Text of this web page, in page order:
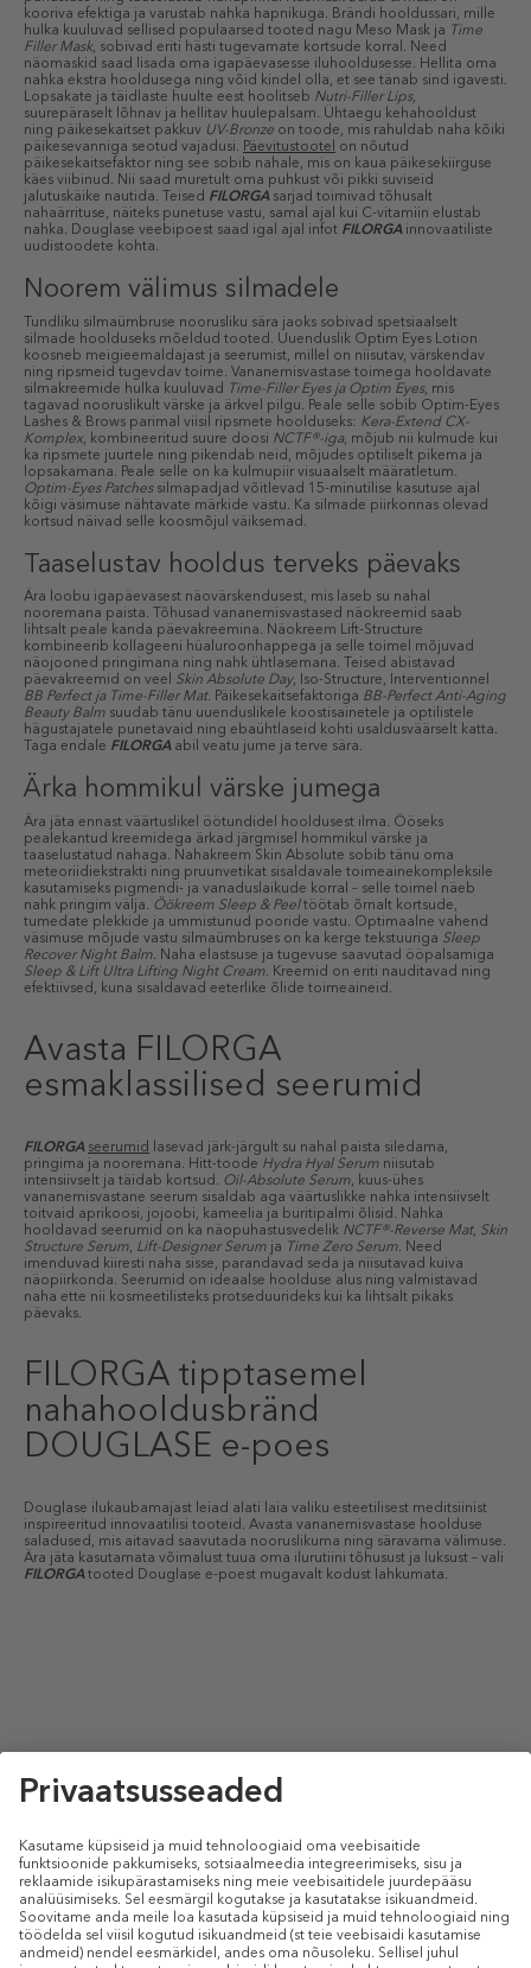
kooriva efektiga ja varustab nahka hapnikuga. Brändi hooldussari, mille
hulka kuuluvad sellised populaarsed tooted nagu Meso Mask ja Time
Filler Mask, sobivad eriti hästi tugevamate kortsude korral. Need
näomaskid saad lisada oma igapäevasesse iluhooldusesse. Hellita oma
nahka ekstra hooldusega ning võid kindel olla, et see tänab sind igavesti.
Lopsakate ja täidlaste huulte eest hoolitseb Nutri-Filler Lips,
suurepäraselt lõhnav ja hellitav huulepalsam. Ühtaegu kehahooldust
ning päikesekaitset pakkuv UV-Bronze on toode, mis rahuldab naha kõiki
päikesevanniga seotud vajadusi. Päevitustootel on nõutud
päikesekaitsefaktor ning see sobib nahale, mis on kaua päikesekiirguse
käes viibinud. Nii saad muretult oma puhkust või pikki suviseid
jalutuskäike nautida. Teised FILORGAsarjad toimivad tõhusalt
nahaärrituse, näiteks punetuse vastu, samal ajal kui C-vitamiin elustab
nahka. Douglase veebipoest saad igal ajal infot FILORGAinnovaatiliste
uudistoodete kohta.
Noorem välimus silmadele
Tundliku silmaümbruse noorusliku sära jaoks sobivad spetsiaalselt
silmade hoolduseks mõeldud tooted. Uuenduslik Optim Eyes Lotion
koosneb meigieemaldajast ja seerumist, millel on niisutav, värskendav
ning ripsmeid tugevdav toime. Vananemisvastase toimega hooldavate
silmakreemide hulka kuuluvad Time-Filler Eyes ja Optim Eyes, mis
tagavad nooruslikult värske ja ärkvel pilgu. Peale selle sobib Optim-Eyes
Lashes & Brows parimal viisil ripsmete hoolduseks: Kera-Extend CX-
Komplex, kombineeritud suure doosi NCTF®-iga, mõjub nii kulmude kui
ka ripsmete juurtele ning pikendab neid, mõjudes optiliselt pikema ja
lopsakamana. Peale selle on ka kulmupiir visuaalselt määratletum.
Optim-Eyes Patchessilmapadjad võitlevad 15-minutilise kasutuse ajal
kõigi väsimuse nähtavate märkide vastu. Ka silmade piirkonnas olevad
kortsud näivad selle koosmõjul väiksemad.
Taaselustav hooldus terveks päevaks
Ära loobu igapäevasest näovärskendusest, mis laseb su nahal
nooremana paista. Tõhusad vananemisvastased näokreemid saab
lihtsalt peale kanda päevakreemina. Näokreem Lift-Structure
kombineerib kollageeni hüaluroonhappega ja selle toimel mõjuvad
näojooned pringimana ning nahk ühtlasemana. Teised abistavad
päevakreemid on veel Skin Absolute Day, Iso-Structure, Interventionnel
BB Perfect ja Time-Filler Mat. Päikesekaitsefaktoriga BB-Perfect Anti-Aging
Beauty Balm suudab tänu uuenduslikele koostisainetele ja optilistele
hägustajatele punetavaid ning ebaühtlaseid kohti usaldusväärselt katta.
Taga endale FILORGAabil veatu jume ja terve sära.
Ärka hommikul värske jumega
Ära jäta ennast väärtuslikel öötundidel hooldusest ilma. Ööseks
pealekantud kreemidega ärkad järgmisel hommikul värske ja
taaselustatud nahaga. Nahakreem Skin Absolute sobib tänu oma
meteoriidiekstrakti ning pruunvetikat sisaldavale toimeainekompleksile
kasutamiseks pigmendi- ja vanaduslaikude korral – selle toimel näeb
nahk pringim välja. Öökreem Sleep & Peeltöötab õrnalt kortsude,
tumedate plekkide ja ummistunud pooride vastu. Optimaalne vahend
väsimuse mõjude vastu silmaümbruses on ka kerge tekstuuriga Sleep
Recover Night Balm . Naha elastsuse ja tugevuse saavutad ööpalsamiga
Sleep & Lift Ultra Lifting Night Cream . Kreemid on eriti nauditavad ning
efektiivsed, kuna sisaldavad eeterlike õlide toimeaineid.
Avasta FILORGA
esmaklassilised seerumid
FILORGA seerumid lasevad järk-järgult su nahal paista siledama,
pringima ja nooremana. Hitt-toode Hydra Hyal Serum niisutab
intensiivselt ja täidab kortsud. Oil-Absolute Serum , kuus-ühes
vananemisvastane seerum sisaldab aga väärtuslikke nahka intensiivselt
toitvaid aprikoosi, jojoobi, kameelia ja buritipalmi õlisid. Nahka
hooldavad seerumid on ka näopuhastusvedelik NCTF®-Reverse Mat, Skin
Structure Serum Lift-Designer Serum ja Time Zero Serum . Need
imenduvad kiiresti naha sisse, parandavad seda ja niisutavad kuiva
näopiirkonda. Seerumid on ideaalse hoolduse alus ning valmistavad
naha ette nii kosmeetilisteks protseduurideks kui ka lihtsalt pikaks
päevaks.
FILORGA tipptasemel
nahahooldusbränd
DOUGLASE e-poes
Douglase ilukaubamajast leiad alati laia valiku esteetilisest meditsiinist
inspireeritud innovaatilisi tooteid. Avasta vananemisvastase hoolduse
saladused, mis aitavad saavutada nooruslikuma ning säravama välimuse.
Ära jäta kasutamata võimalust tuua oma ilurutiini tõhusust ja luksust – vali
FILORGA tooted Douglase e-poest mugavalt kodust lahkumata.